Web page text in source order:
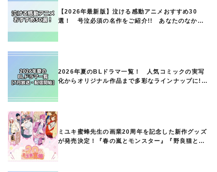
【2026年最新版】泣ける感動アニメおすすめ30
選！ 号泣必須の名作をご紹介!! あなたのなかの
2026年夏のBLドラマ一覧！ 人気コミックの実写
化からオリジナル作品まで多彩なラインナップに!!
ミユキ蜜蜂先生の画業20周年を記念した新作グッズ
が発売決定！『春の嵐とモンスター』『野良猫と